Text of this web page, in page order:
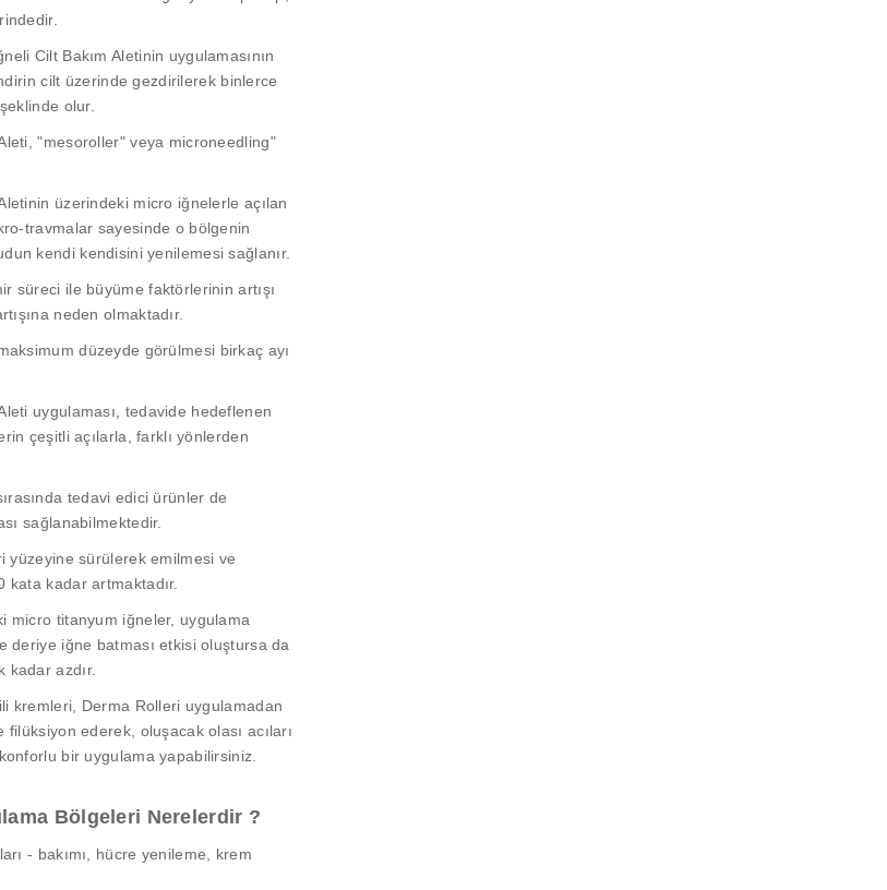
Cilt Bakım Aletinin uygulamasının
cilt üzerinde gezdirilerek binlerce
olur.
"mesoroller" veya microneedling"
üzerindeki micro iğnelerle açılan
travmalar sayesinde o bölgenin
kendi kendisini yenilemesi sağlanır.
süreci ile büyüme faktörlerinin artışı
neden olmaktadır.
düzeyde görülmesi birkaç ayı
uygulaması, tedavide hedeflenen
çeşitli açılarla, farklı yönlerden
tedavi edici ürünler de
sağlanabilmektedir.
yüzeyine sürülerek emilmesi ve
kata kadar artmaktadır.
micro titanyum iğneler, uygulama
deriye iğne batması etkisi oluştursa da
kadar azdır.
kremleri, Derma Rolleri uygulamadan
ederek, oluşacak olası acıları
bir uygulama yapabilirsiniz.
Bölgeleri Nerelerdir ?
- bakımı, hücre yenileme, krem